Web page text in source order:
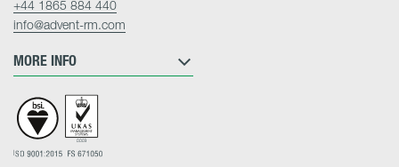
MORE INFO
+44 1865 884 440
info@advent-rm.com